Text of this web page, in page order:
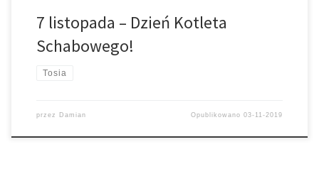
7 listopada – Dzień Kotleta
Schabowego!
Tosia
przez Damian Opublikowano03-11-2019